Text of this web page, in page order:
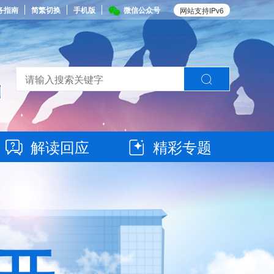
网站支持IPv6
指南 简繁切换 手机版 微信公众号
解读回应 精彩专题